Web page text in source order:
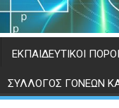
ΕΚΠΑΙΔΕΥΤΙΚΟΊ ΠΌΡΟΙ
ΣΎΛΛΟΓΟΣ ΓΟΝΈΩΝ